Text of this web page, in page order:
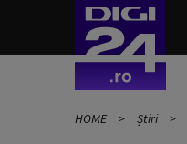
HOME Știri